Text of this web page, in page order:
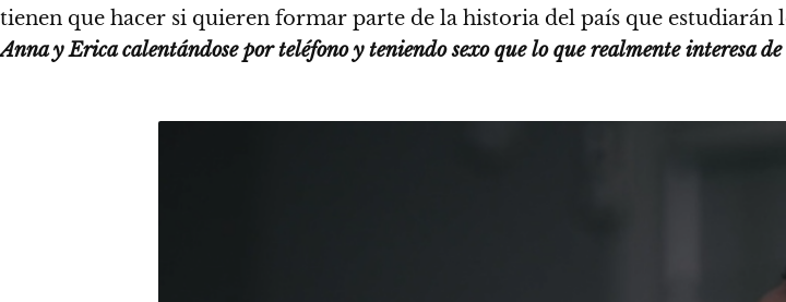
tienen que hacer si quieren formar parte de la historia del país que estudiarán
Anna y Erica calentándose por teléfono y teniendo sexo que lo que realmente interesa de